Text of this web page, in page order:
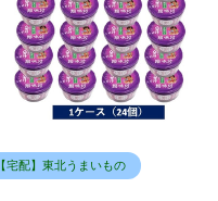
【宅配】東北うまいもの